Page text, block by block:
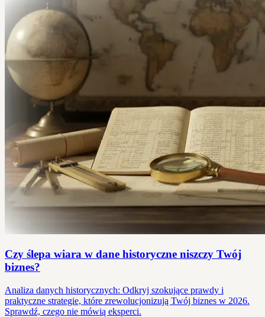
Czy ślepa wiara w dane historyczne niszczy Twój
biznes?
Analiza danych historycznych: Odkryj szokujące prawdy i
praktyczne strategie, które zrewolucjonizują Twój biznes w 2026.
Sprawdź, czego nie mówią eksperci.